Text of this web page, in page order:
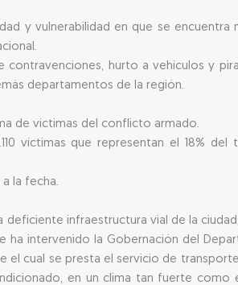
y vulnerabilidad en que se
hurto a vehículos y
departamentos de la región.
de víctimas del conflicto armado.
víctimas que representan el 18%
la fecha.
infraestructura vial de la
intervenido la Gobernación del
cual se presta el servicio de
en un clima tan fuerte como